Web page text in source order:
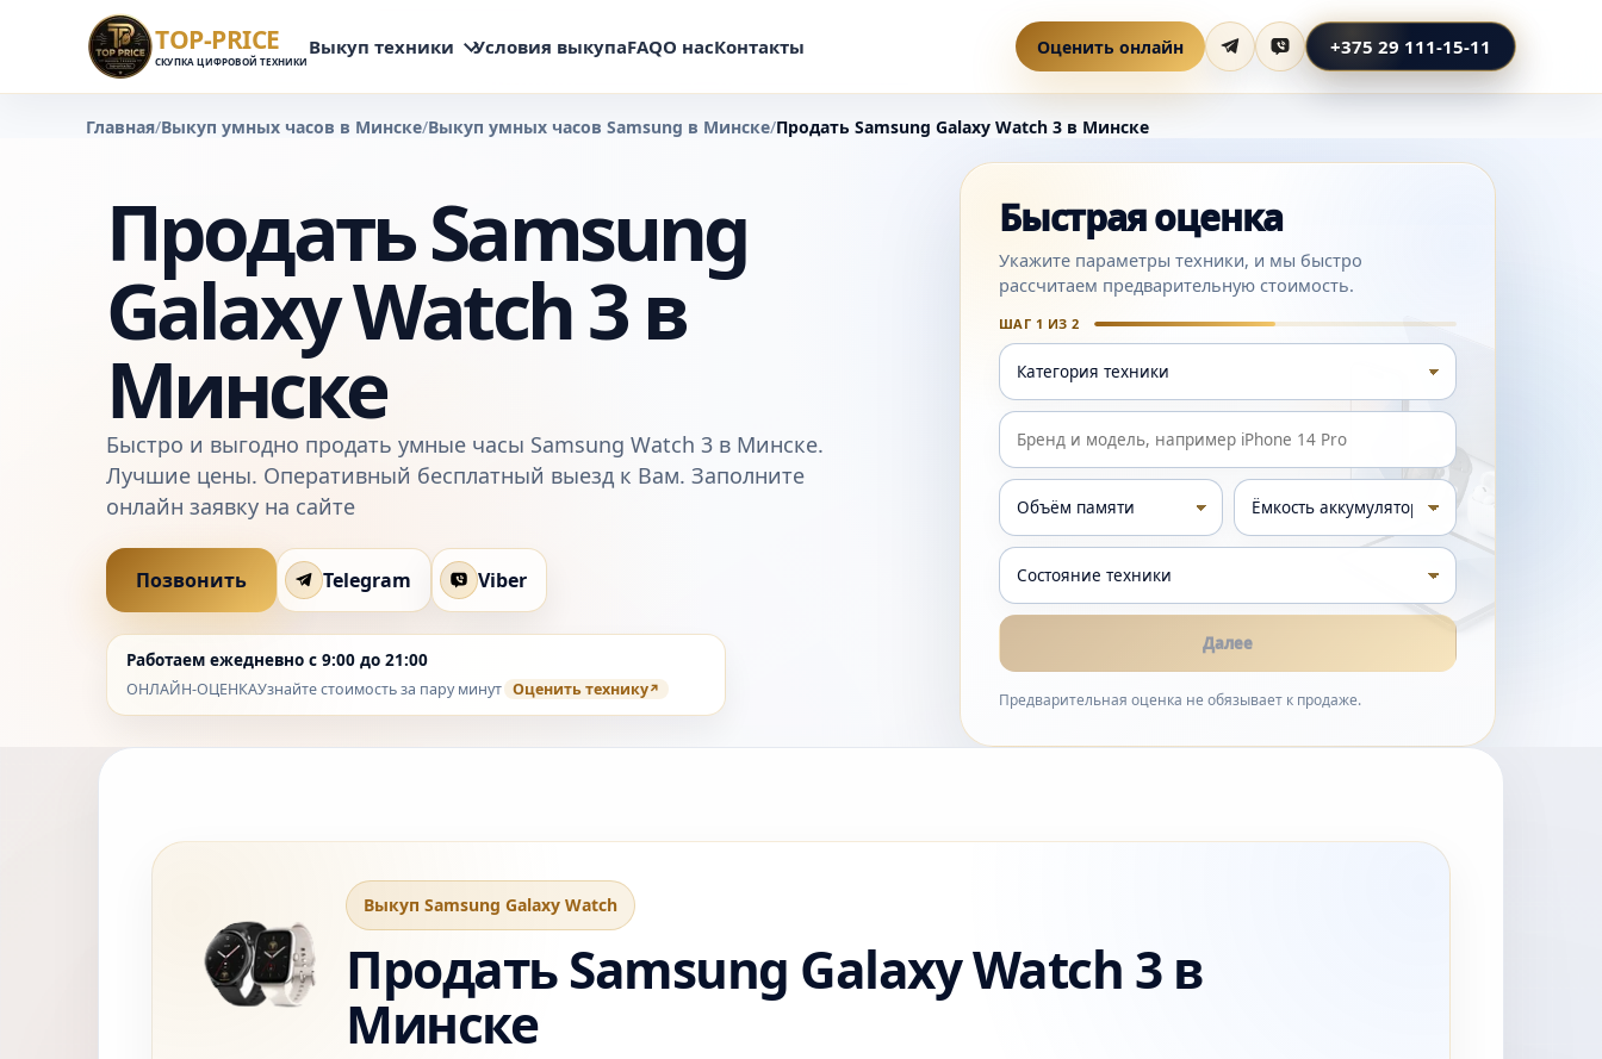
TOP-PRICE
СКУПКА ЦИФРОВОЙ ТЕХНИКИ
Выкуп техники Условия выкупаFAQО насКонтакты Оценить онлайн +375 29 111-15-11
Главная/Выкуп умных часов в Минске/Выкуп умных часов Samsung в Минске/Продать Samsung Galaxy Watch 3 в Минске
Продать Samsung
Galaxy Watch 3 в
Минске
Быстро и выгодно продать умные часы Samsung Watch 3 в Минске.
Лучшие цены. Оперативный бесплатный выезд к Вам. Заполните
онлайн заявку на сайте
Позвонить Telegram Viber
Работаем ежедневно с 9:00 до 21:00
ОНЛАЙН-ОЦЕНКАУзнайте стоимость за пару минут Оценить технику
Быстрая оценка
Укажите параметры техники, и мы быстро
рассчитаем предварительную стоимость.
ШАГ 1 ИЗ 2
Далее
Предварительная оценка не обязывает к продаже.
Выкуп Samsung Galaxy Watch
Продать Samsung Galaxy Watch 3 в
Минске